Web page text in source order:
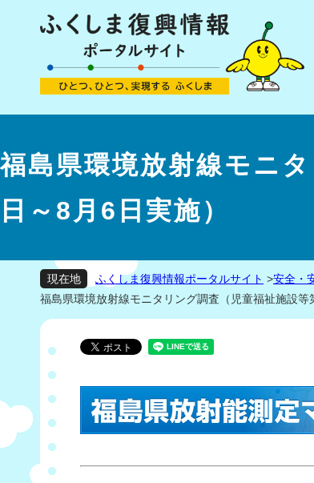
福島県環境放射線モニ
日～8月6日実施）
現在地 ふくしま復興情報ポータルサイト >安全・
福島県環境放射線モニタリング調査（児童福祉施設